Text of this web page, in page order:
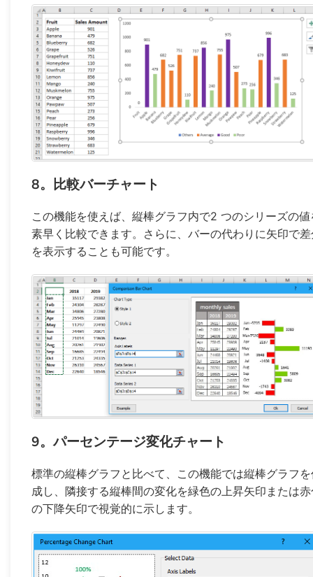
8。比較バーチャート
この機能を使えば、縦棒グラフ内で2 つのシリーズの値
素早く比較できます。さらに、バーの代わりに矢印で
を表示することも可能です。
9。パーセンテージ変化チャート
標準の縦棒グラフと比べて、この機能では縦棒グラフ
成し、隣接する縦棒間の変化を緑色の上昇矢印または
の下降矢印で視覚的に示します。